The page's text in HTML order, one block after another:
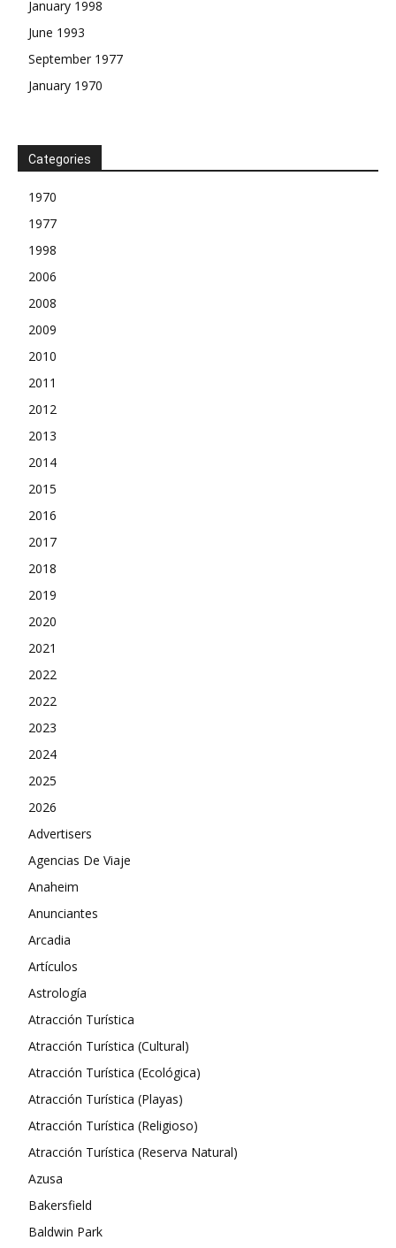
January 1998
June 1993
September 1977
January 1970
Categories
1970
1977
1998
2006
2008
2009
2010
2011
2012
2013
2014
2015
2016
2017
2018
2019
2020
2021
2022
2022
2023
2024
2025
2026
Advertisers
Agencias De Viaje
Anaheim
Anunciantes
Arcadia
Artículos
Astrología
Atracción Turística
Atracción Turística (Cultural)
Atracción Turística (Ecológica)
Atracción Turística (Playas)
Atracción Turística (Religioso)
Atracción Turística (Reserva Natural)
Azusa
Bakersfield
Baldwin Park